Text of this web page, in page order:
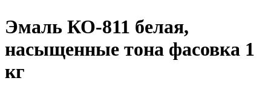
Эмаль КО-811 белая,
насыщенные тона фасовка 1
кг